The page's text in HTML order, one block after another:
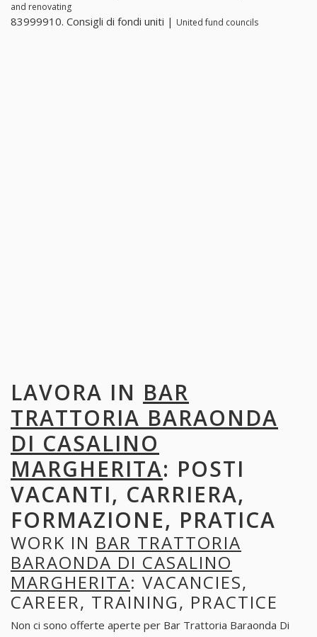
and renovating
83999910. Consigli di fondi uniti | United fund councils
LAVORA IN BAR
TRATTORIA BARAONDA
DI CASALINO
MARGHERITA: POSTI
VACANTI, CARRIERA,
FORMAZIONE, PRATICA
WORK IN BAR TRATTORIA
BARAONDA DI CASALINO
MARGHERITA: VACANCIES,
CAREER, TRAINING, PRACTICE
Non ci sono offerte aperte per Bar Trattoria Baraonda Di